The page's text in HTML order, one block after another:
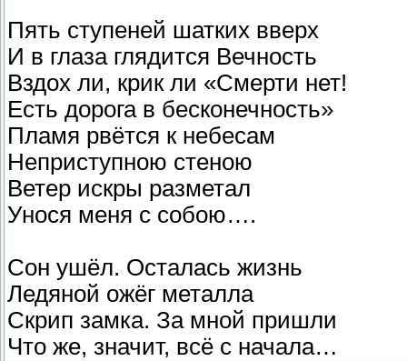
Пять ступеней шатких вверх
И в глаза глядится Вечность
Вздох ли, крик ли «Смерти нет!
Есть дорога в бесконечность»
Пламя рвётся к небесам
Неприступною стеною
Ветер искры разметал
Унося меня с собою….
Сон ушёл. Осталась жизнь
Ледяной ожёг металла
Скрип замка. За мной пришли
Что же, значит, всё с начала…